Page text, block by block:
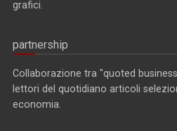
grafici.
partnership
Collaborazione tra "quoted
lettori del quotidiano articoli
economia.